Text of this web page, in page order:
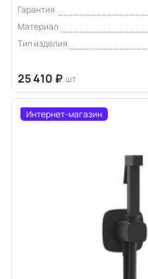
Гарантия
Материал
Тип изделия
25 410 ₽ шт
Интернет-магазин